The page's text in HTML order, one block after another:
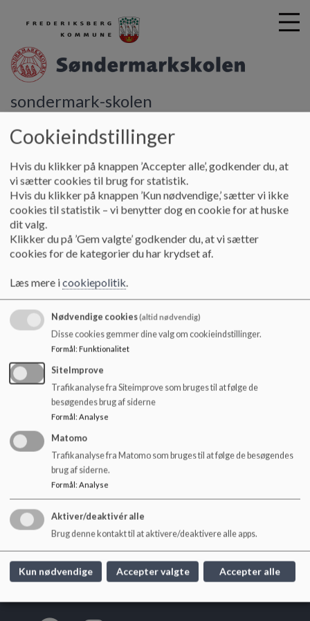
G
h
sondermark-skolen
Skolebestyrelsen Referater 2022-2023
Referater 2022-2023
Referater fra skolebestyrelsesmøder 2022-23
Referat af møde tirsdag d. 30. august
Referat af møde torsdag d. 29. september
Referat af møde tirsdag d. 6. december
Referat af møde tirsdag d. 17. januar
Referat af ekstraordinært møde mandag d. 6. februar
Referat af møde torsdag d. 23. februar
Referat af møde tirsdag d. 28. marts
Referat af møde tirsdag d. 9. maj
Referat af møde tirsdag d. 16. juni
Søndermarkskolen
Hoffmeyersvej 32, 2000 Frb.
sondermarkskolen@frederiksberg.dk
+45 3821 0950
EAN NR. 5798009172068
webtilgængelighed
Cookieindstillinger
Hvis du klikker på knappen ’Accepter alle’, godkender du, at
vi sætter cookies til brug for statistik.
Hvis du klikker på knappen ’Kun nødvendige,’ sætter vi ikke
cookies til statistik – vi benytter dog en cookie for at huske
dit valg.
Klikker du på ’Gem valgte’ godkender du, at vi sætter
cookies for de kategorier du har krydset af.
Læs mere icookiepolitik.
Nødvendige cookies(altid nødvendig)
Disse cookies gemmer dine valg om cookieindstillinger.
Formål: Funktionalitet
SiteImprove
Trafikanalyse fra Siteimprove som bruges til at følge de
besøgendes brug af siderne
Formål: Analyse
Matomo
Trafikanalyse fra Matomo som bruges til at følge de besøgendes
brug af siderne.
Formål: Analyse
Aktiver/deaktivér alle
Brug denne kontakt til at aktivere/deaktivere alle apps.
Kun nødvendige Accepter valgte Accepter alle